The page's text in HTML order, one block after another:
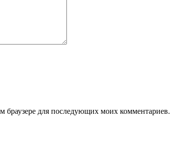
браузере для последующих моих комментариев.